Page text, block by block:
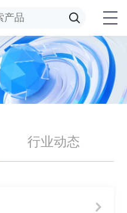
行业动态